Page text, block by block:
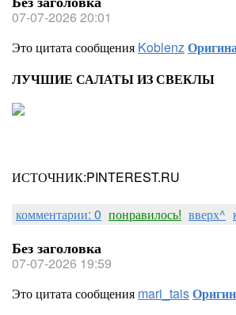
07-07-2026 20:01
Это цитата сообщения Koblenz
ЛУЧШИЕ САЛАТЫ ИЗ СВЕКЛЫ
ИСТОЧНИК:PINTEREST.RU
комментарии: 0 понравилось! вверх^
Без заголовка
07-07-2026 19:59
Это цитата сообщения mari_tais